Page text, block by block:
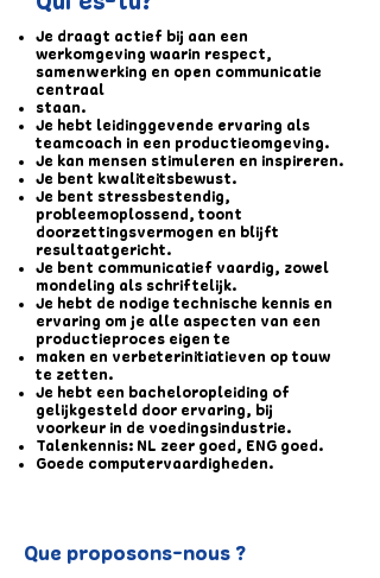
Je draagt actief bij aan een
werkomgeving waarin respect,
samenwerking en open communicatie
centraal
staan.
Je hebt leidinggevende ervaring als
teamcoach in een productieomgeving.
Je kan mensen stimuleren en inspireren.
Je bent kwaliteitsbewust.
Je bent stressbestendig,
probleemoplossend, toont
doorzettingsvermogen en blijft
resultaatgericht.
Je bent communicatief vaardig, zowel
mondeling als schriftelijk.
Je hebt de nodige technische kennis en
ervaring om je alle aspecten van een
productieproces eigen te
maken en verbeterinitiatieven op touw
te zetten.
Je hebt een bacheloropleiding of
gelijkgesteld door ervaring, bij
voorkeur in de voedingsindustrie.
Talenkennis: NL zeer goed, ENG goed.
Goede computervaardigheden.
Que proposons-nous ?